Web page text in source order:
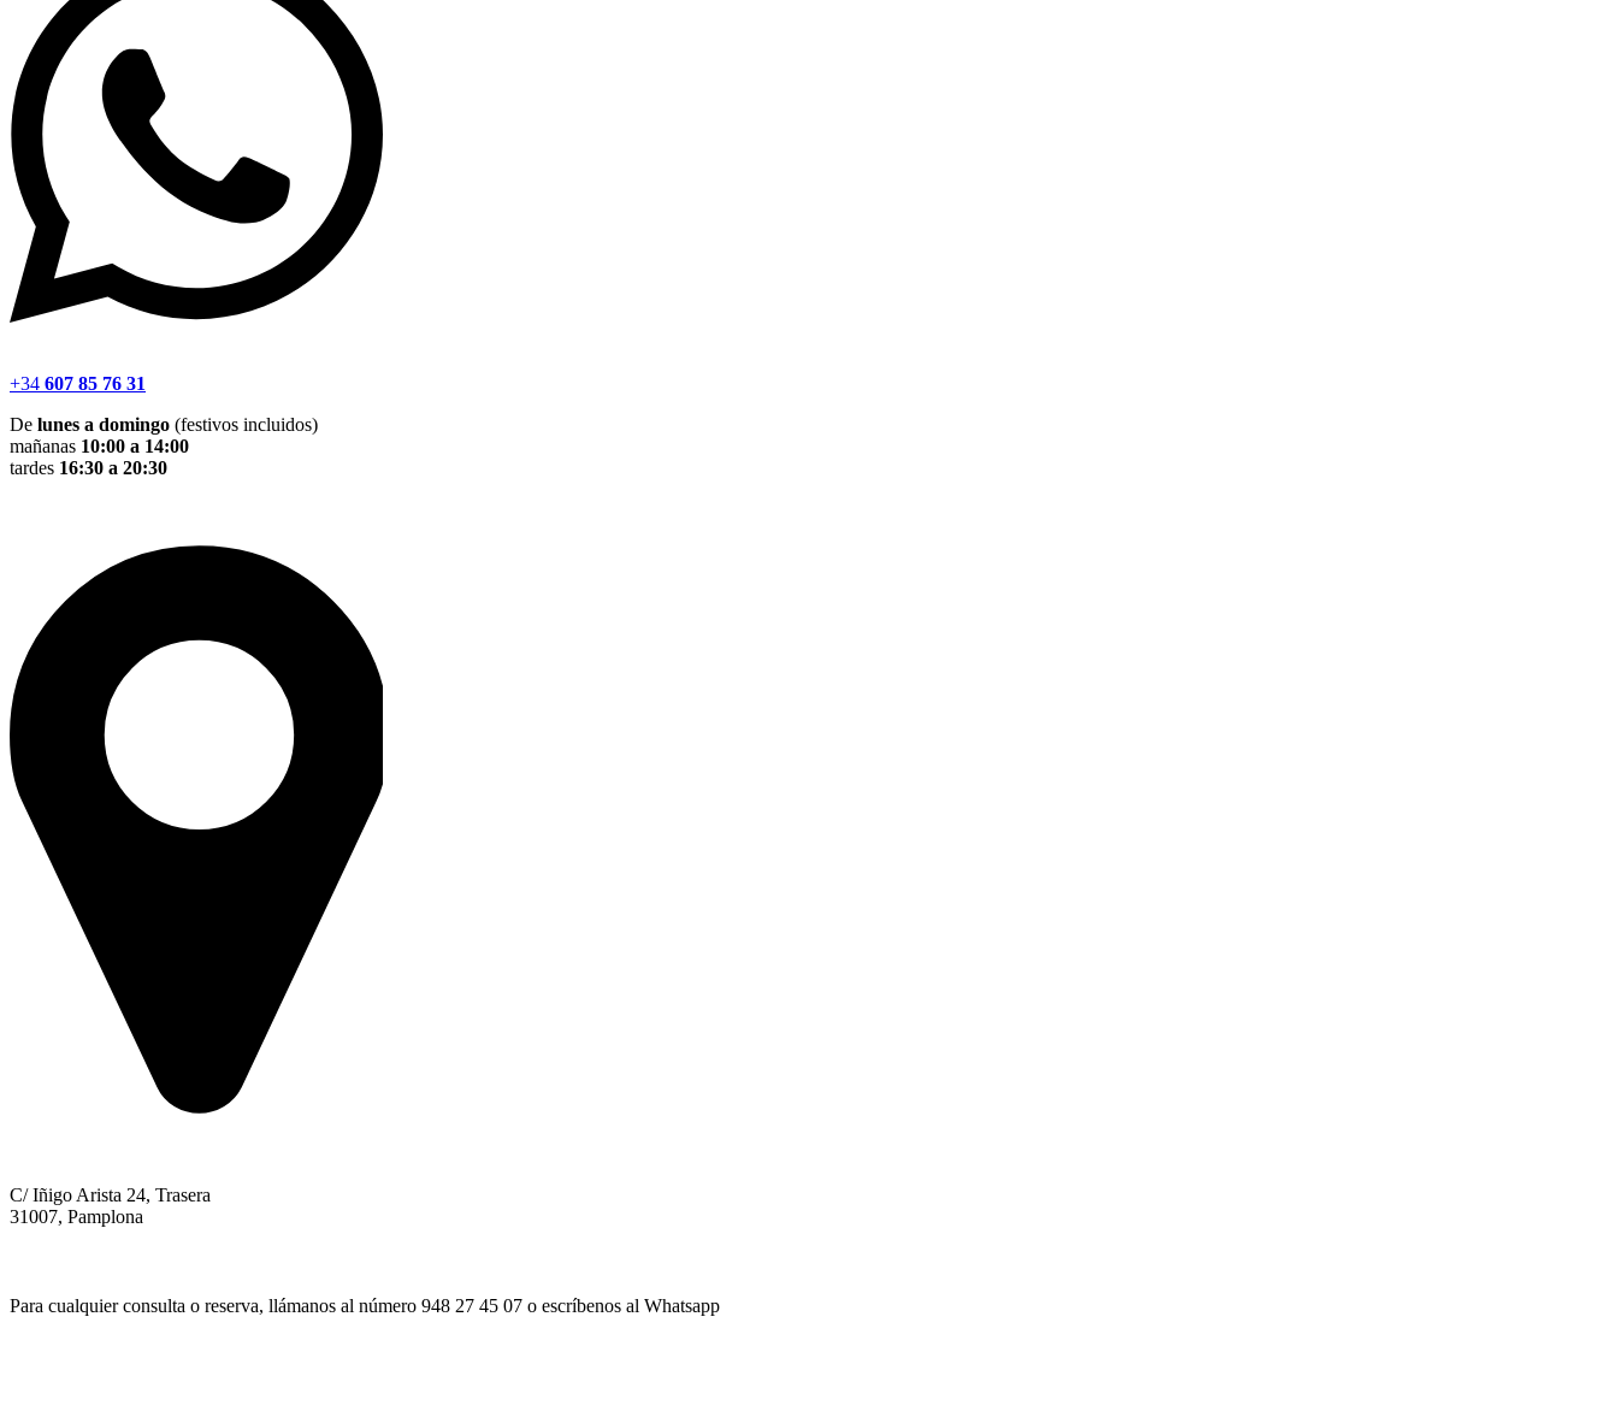
+34 607 85 76 31
De lunes a domingo (festivos incluidos)
mañanas 10:00 a 14:00
tardes 16:30 a 20:30
C/ Iñigo Arista 24, Trasera
31007, Pamplona
Para cualquier consulta o reserva, llámanos al número 948 27 45 07 o escríbenos al Whatsapp